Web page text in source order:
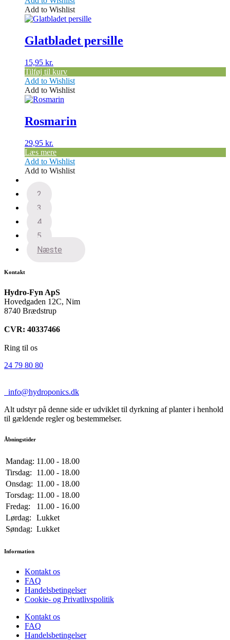
Add to Wishlist
Glatbladet persille
15,95 kr.
Tilføj til kurv
Add to Wishlist
Add to Wishlist
Rosmarin
29,95 kr.
Læs mere
Add to Wishlist
Add to Wishlist
2
3
4
5
Næste
Kontakt
Hydro-Fyn ApS
Hovedgaden 12C, Nim
8740 Brædstrup
CVR: 40337466
Ring til os
24 79 80 80
info@hydroponics.dk
Alt udstyr på denne side er udviklet til dyrkning af planter i henhold
til gældende regler og bestemmelser.
Åbningstider
Mandag: 11.00 - 18.00
Tirsdag:
11.00 - 18.00
Onsdag: 11.00 - 18.00
Torsdag: 11.00 - 18.00
Fredag:
11.00 - 16.00
Lørdag:
Lukket
Søndag: Lukket
Information
Kontakt os
FAQ
Handelsbetingelser
Cookie- og Privatlivspolitik
Kontakt os
FAQ
Handelsbetingelser